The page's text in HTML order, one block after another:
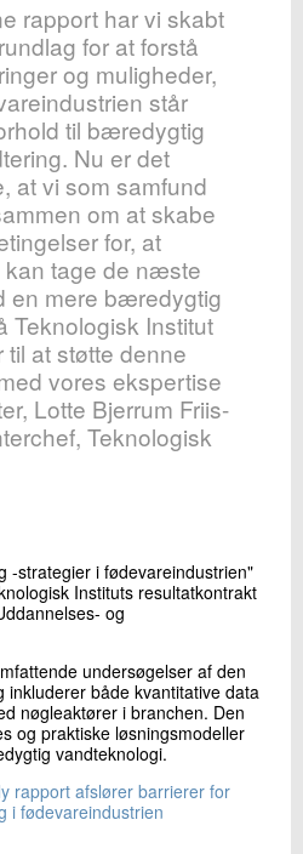
rapport har vi skabt
for at forstå
og muligheder,
står
til bæredygtig
Nu er det
at vi som samfund
om at skabe
for, at
kan tage de næste
en mere bæredygtig
Teknologisk Institut
til at støtte denne
vores ekspertise
Lotte Bjerrum Friis-
Teknologisk
-strategier i fødevareindustrien"
Instituts resultatkontrakt
og
undersøgelser af den
inkluderer både kvantitative data
nøgleaktører i branchen. Den
og praktiske løsningsmodeller
vandteknologi.
rapport afslører barrierer for
i fødevareindustrien